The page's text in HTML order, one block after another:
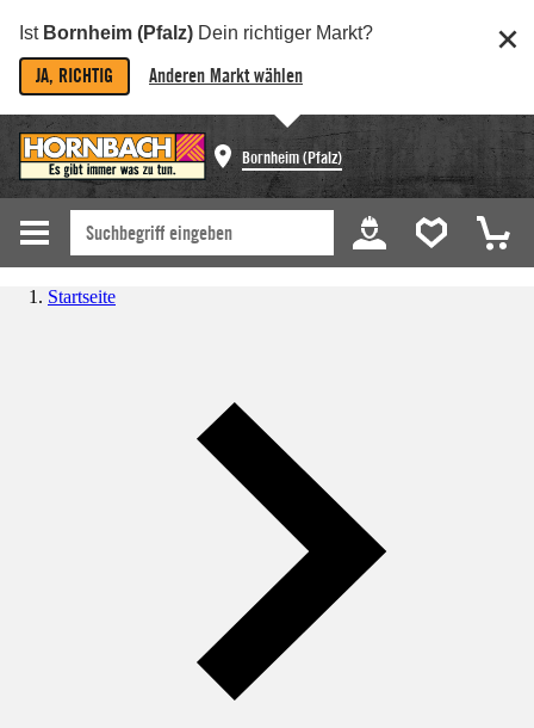
Ist Bornheim (Pfalz) Dein richtiger Markt?
JA, RICHTIG Anderen Markt wählen
Bornheim (Pfalz)
Startseite